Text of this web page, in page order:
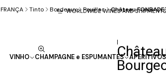
VINHO CHAMPAGNE e ESPUMANTES
WORLDWIDE WINES AND SHIPMENTS
FRANÇA Tinto Bordeaux Pauillac Château
|